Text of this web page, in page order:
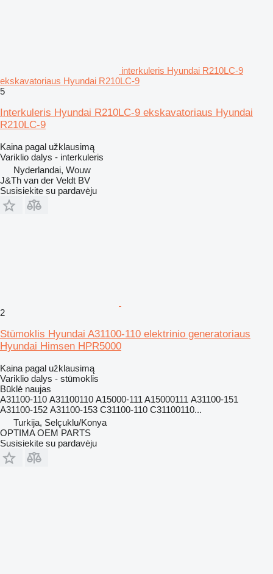
interkuleris Hyundai R210LC-9
ekskavatoriaus Hyundai R210LC-9
5
Interkuleris Hyundai R210LC-9 ekskavatoriaus Hyundai
R210LC-9
Kaina pagal užklausimą
Variklio dalys - interkuleris
Nyderlandai, Wouw
J&Th van der Veldt BV
Susisiekite su pardavėju
2
Stūmoklis Hyundai A31100-110 elektrinio generatoriaus
Hyundai Himsen HPR5000
Kaina pagal užklausimą
Variklio dalys - stūmoklis
Būklė naujas
А31100-110 А31100110 A15000-111 A15000111 А31100-151
А31100-152 А31100-153 C31100-110 C31100110...
Turkija, Selçuklu/Konya
OPTIMA OEM PARTS
Susisiekite su pardavėju